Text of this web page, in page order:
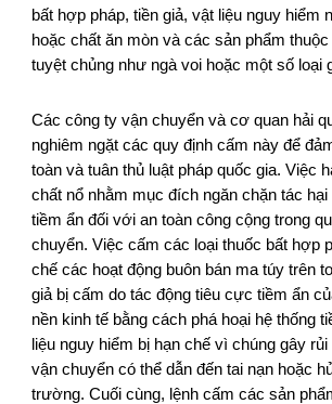
bất hợp pháp, tiền giả, vật liệu nguy hiểm
hoặc chất ăn mòn và các sản phẩm
tuyệt chủng như ngà voi hoặc một số loại
Các công ty vận chuyển và cơ quan hải
nghiêm ngặt các quy định cấm này để
toàn và tuân thủ luật pháp quốc gia. Việc
chất nổ nhằm mục đích ngăn chặn tác
tiềm ẩn đối với an toàn công cộng trong
chuyển. Việc cấm các loại thuốc bất hợp
chế các hoạt động buôn bán ma túy trên
giả bị cấm do tác động tiêu cực tiềm ẩn
nền kinh tế bằng cách phá hoại hệ thống
liệu nguy hiểm bị hạn chế vì chúng gây
vận chuyển có thể dẫn đến tai nạn hoặc
trường. Cuối cùng, lệnh cấm các sản